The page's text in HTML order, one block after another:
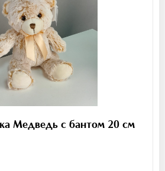
Медведь с бантом 20 см